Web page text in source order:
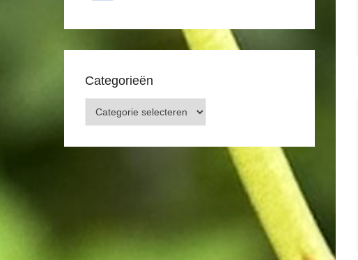
Categorieën